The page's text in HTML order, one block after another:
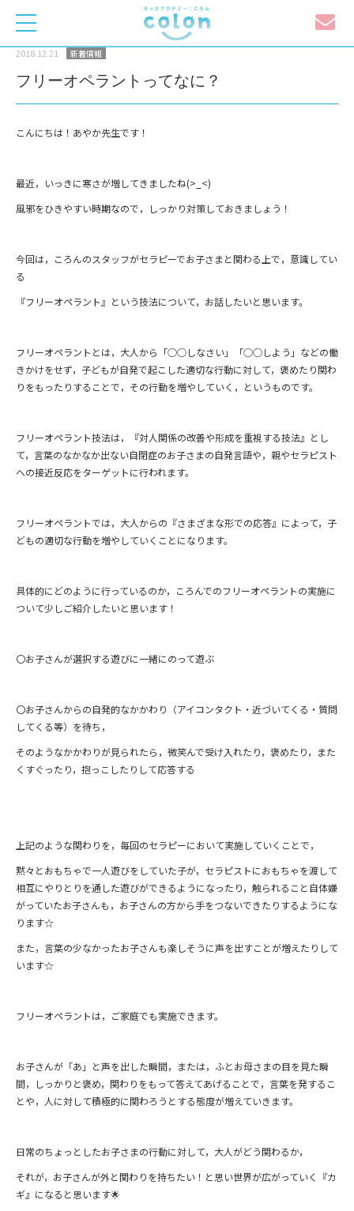
toggle
navigation
2018.12.21 新着情報
フリーオペラントってなに？
こんにちは！あやか先生です！
最近，いっきに寒さが増してきましたね(>_<)
風邪をひきやすい時期なので，しっかり対策しておきましょう！
今回は，ころんのスタッフがセラピーでお子さまと関わる上で，意識してい
る
『フリーオペラント』という技法について，お話したいと思います。
フリーオペラントとは，大人から「○○しなさい」「○○しよう」などの働
きかけをせず，子どもが自発で起こした適切な行動に対して，褒めたり関わ
りをもったりすることで，その行動を増やしていく，というものです。
フリーオペラント技法は，『対人関係の改善や形成を重視する技法』とし
て，言葉のなかなか出ない自閉症のお子さまの自発言語や，親やセラピスト
への接近反応をターゲットに行われます。
フリーオペラントでは，大人からの『さまざまな形での応答』によって，子
どもの適切な行動を増やしていくことになります。
具体的にどのように行っているのか，ころんでのフリーオペラントの実施に
ついて少しご紹介したいと思います！
〇お子さんが選択する遊びに一緒にのって遊ぶ
〇お子さんからの自発的なかかわり（アイコンタクト・近づいてくる・質問
してくる等）を待ち，
そのようなかかわりが見られたら，微笑んで受け入れたり，褒めたり，また
くすぐったり，抱っこしたりして応答する
上記のような関わりを，毎回のセラピーにおいて実施していくことで，
黙々とおもちゃで一人遊びをしていた子が，セラピストにおもちゃを渡して
相互にやりとりを通した遊びができるようになったり，触られること自体嫌
がっていたお子さんも，お子さんの方から手をつないできたりするようにな
ります☆
また，言葉の少なかったお子さんも楽しそうに声を出すことが増えたりして
います☆
フリーオペラントは，ご家庭でも実施できます。
お子さんが「あ」と声を出した瞬間，または，ふとお母さまの目を見た瞬
間，しっかりと褒め，関わりをもって答えてあげることで，言葉を発するこ
とや，人に対して積極的に関わろうとする態度が増えていきます。
日常のちょっとしたお子さまの行動に対して，大人がどう関わるか，
それが，お子さんが外と関わりを持ちたい！と思い世界が広がっていく『カ
ギ』になると思います🌟